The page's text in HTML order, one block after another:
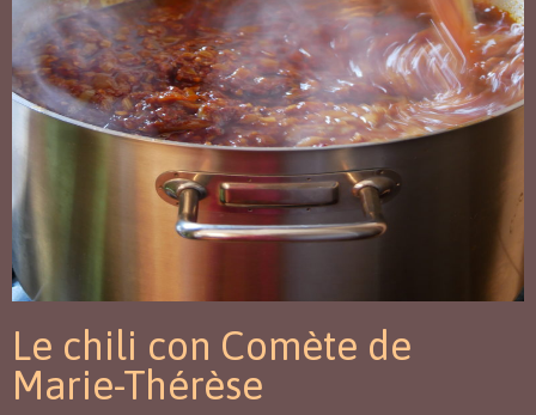
Le chili con Comète de
Marie-Thérèse